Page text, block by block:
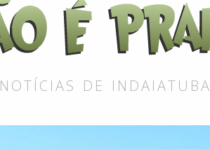
NOTÍCIAS DE INDAIATUBA